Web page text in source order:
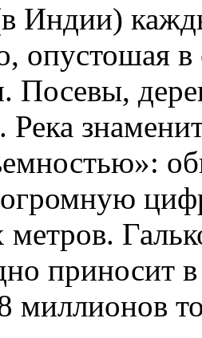
Индии)
опустошая
Посевы,
Река
огромную
метров.
приносит
миллионов